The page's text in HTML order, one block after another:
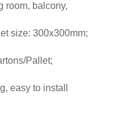
room, balcony,
size: 300x300mm;
Pallet;
easy to install